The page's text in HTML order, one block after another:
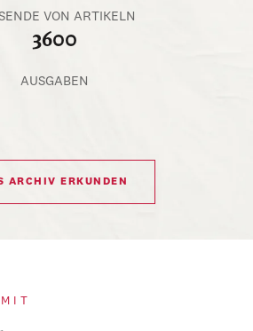
VON ARTIKELN
3600
AUSGABEN
ARCHIV ERKUNDEN